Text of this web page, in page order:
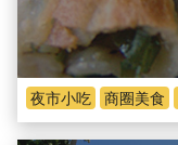
夜市小吃 商圈美食